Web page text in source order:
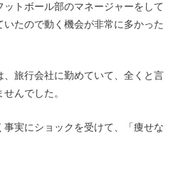
トボール部のマネージャーをして
たので動く機会が非常に多かった
、旅行会社に勤めていて、全くと言
んでした。
実にショックを受けて、「痩せな